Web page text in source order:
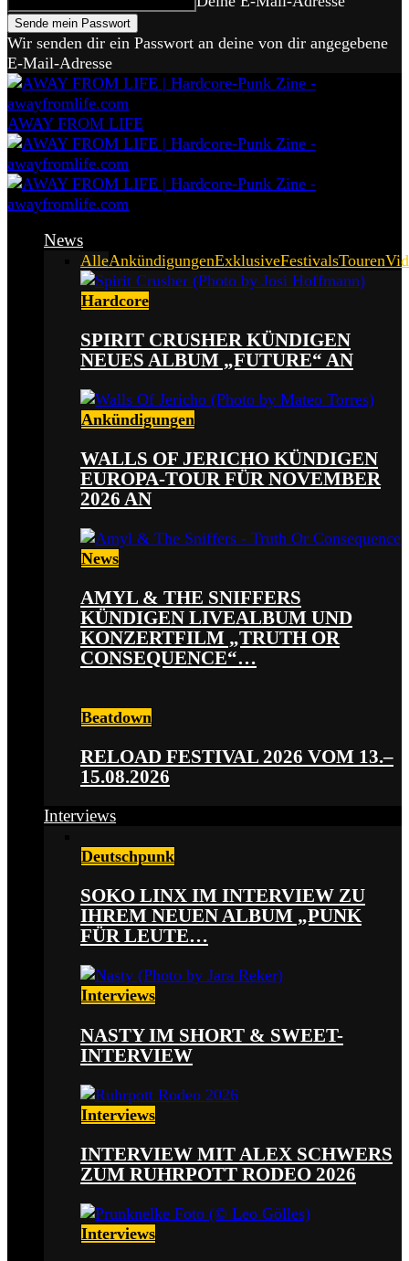
Wir senden dir ein Passwort an deine von dir angegebene
E-Mail-Adresse
AWAY FROM LIFE
News
AlleAnkündigungenExklusiveFestivalsTouren
Hardcore
SPIRIT CRUSHER KÜNDIGEN
NEUES ALBUM „FUTURE“ AN
Ankündigungen
WALLS OF JERICHO KÜNDIGEN
EUROPA-TOUR FÜR NOVEMBER
2026 AN
News
AMYL & THE SNIFFERS
KÜNDIGEN LIVEALBUM UND
KONZERTFILM „TRUTH OR
CONSEQUENCE“…
Beatdown
RELOAD FESTIVAL 2026 VOM 13.–
15.08.2026
Interviews
Deutschpunk
SOKO LINX IM INTERVIEW ZU
IHREM NEUEN ALBUM „PUNK
FÜR LEUTE…
Interviews
NASTY IM SHORT & SWEET-
INTERVIEW
Interviews
INTERVIEW MIT ALEX SCHWERS
ZUM RUHRPOTT RODEO 2026
Interviews